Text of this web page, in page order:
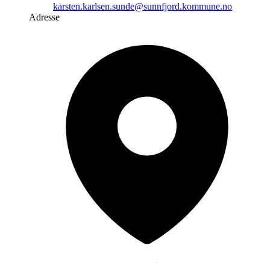
karsten.karlsen.sunde@sunnfjord.kommune.no
Adresse